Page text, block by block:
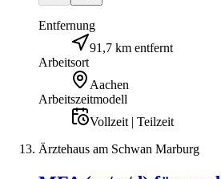
Entfernung
91,7 km entfernt
Arbeitsort
Aachen
Arbeitszeitmodell
Vollzeit | Teilzeit
Ärztehaus am Schwan Marburg